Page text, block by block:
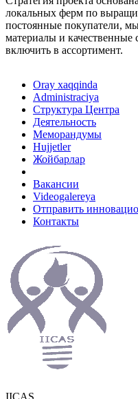
локальных ферм по
постоянные покупатели,
материалы и качественные
включить в ассортимент.
Oray xaqqinda
Administraciya
Структура Центра
Деятельность
Меморандумы
Hujjetler
Жойбарлар
Вакансии
Videogalereya
Отправить
Контакты
IICAS